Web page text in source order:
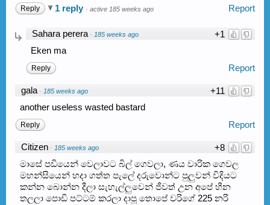
Report
Reply 1 reply · active 185 weeks ago
+1
Sahara perera · 185 weeks ago
Eken ma
Report
Reply
+11
gala · 185 weeks ago
another useless wasted bastard
Report
Reply
+8
Citizen · 185 weeks ago
මාසේ පඩියෙන් වෙලාවට බිල් ගෙවලා, ණය වාරික ගෙවල
මහන්සියෙන් හදා ගත්ත පැලේ දරුවොන්ට පුලුවන් විදියට
කන්න බොන්න දීලා සැහැල්ලුවෙන් ජීවත් උන අපේ හීන
තලලා පොඩි පට්ටම් කරලා දාපූ තොපේ වරිගේ 225 නරි